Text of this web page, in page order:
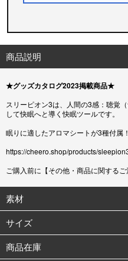
商品説明
★グッズカタログ2023掲載商品★
スリーピオン3は、人間の3感：聴覚
して快眠へと導く快眠ツールです。
眠りに適したアロマシートが3種付属！
https://cheero.shop/products/
ご購入前に【その他・商品に関するご
素材
サイズ
商品在庫